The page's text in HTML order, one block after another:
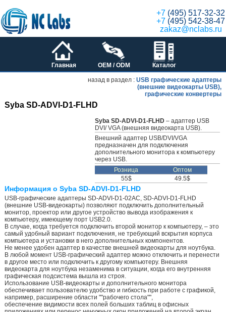
+7 (495) 517-32-32
+7 (495) 542-38-47
zakaz@nclabs.ru
Главная OEM / ODM Каталог
назад в раздел :USB графические адаптеры
(внешние видеокарты USB),
графические конвертеры
Syba SD-ADVI-D1-FLHD
Syba SD-ADVI-D1-FLHD– адаптер USB
DVI/ VGA (внешняя видеокарта USB).
Внешний адаптер USB/DVI/VGA
предназначен для подключения
дополнительного монитора к компьютеру
через USB.
Розница
Оптом
55$
49.5$
Информация о Syba SD-ADVI-D1-FLHD
USB-графические адаптеры SD-ADVI-D1-02AC, SD-ADVI-D1-FLHD
(внешние USB-видеокарты) позволяют подключить дополнительный
монитор, проектор или другое устройство вывода изображения к
компьютеру, имеющему порт USB2.0.
В случае, когда требуется подключить второй монитор к компьютеру, – это
самый удобный вариант подключения, не требующий вскрытия корпуса
компьютера и установки в него дополнительных компонентов.
Не менее удобен адаптер в качестве внешней видеокарты для ноутбука.
В любой момент USB-графический адаптер можно отключить и перенести
в другое место или подключить к другому компьютеру. Внешняя
видеокарта для ноутбука незаменима в ситуации, когда его внутренняя
графическая подсистема вышла из строя.
Использование USB-видеокарты и дополнительного монитора
обеспечивает пользователю удобство и гибкость при работе с графикой,
например, расширение области ""рабочего стола"",
обеспечение видимости всех полей больших таблиц в офисных